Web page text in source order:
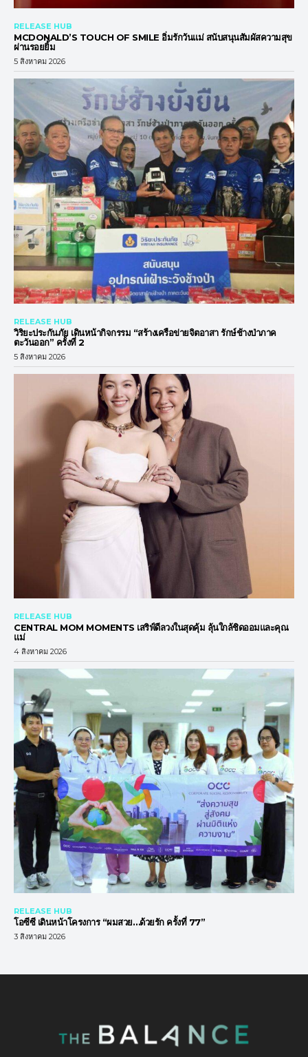
RELEASE HUB
MCDONALD’S TOUCH OF SMILE อิ่มรักวันแม่ สนับสนุนสัมผัสความสุข
ผ่านรอยยิ้ม
5 สิงหาคม 2026
RELEASE HUB
วิริยะประกันภัย เดินหน้ากิจกรรม “สร้างเครือข่ายจิตอาสา รักษ์ช้างป่าภาค
ตะวันออก” ครั้งที่ 2
5 สิงหาคม 2026
RELEASE HUB
CENTRAL MOM MOMENTS เสริฟ์ดีลวงในสุดคุ้ม ลุ้นใกล้ชิดออมและคุณ
แม่
4 สิงหาคม 2026
RELEASE HUB
โอซีซี เดินหน้าโครงการ “ผมสวย…ด้วยรัก ครั้งที่ 77”
3 สิงหาคม 2026